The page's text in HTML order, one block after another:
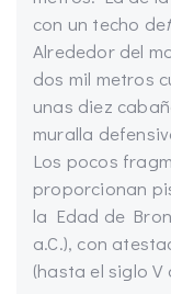
con un techo de
Alrededor del
dos mil metros
unas diez
muralla
Los pocos
proporcionan
la Edad de
a.C.), con
(hasta el siglo V